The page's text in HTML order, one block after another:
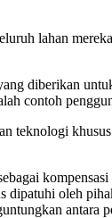
lahan
diberikan
contoh
teknologi
kompensasi
dipatuhi oleh
antara